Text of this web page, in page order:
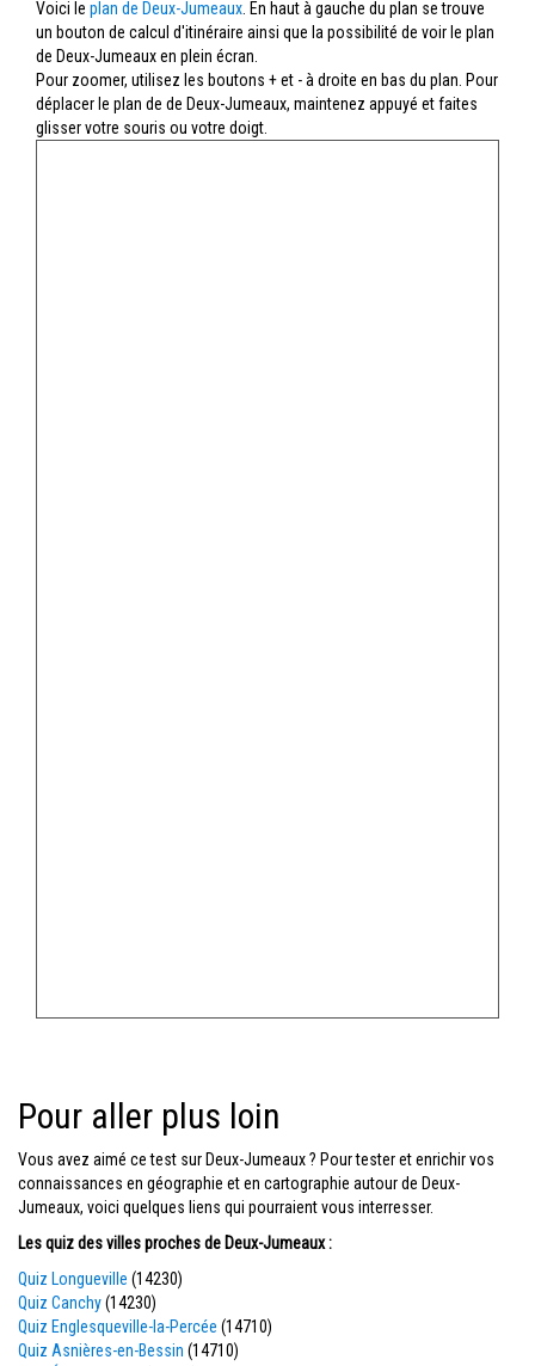
Voici le plan de Deux-Jumeaux . En haut à gauche du plan se trouve
un bouton de calcul d'itinéraire ainsi que la possibilité de voir le plan
de Deux-Jumeaux en plein écran.
Pour zoomer, utilisez les boutons + et - à droite en bas du plan. Pour
déplacer le plan de de Deux-Jumeaux, maintenez appuyé et faites
glisser votre souris ou votre doigt.
Pour aller plus loin
Vous avez aimé ce test sur Deux-Jumeaux ? Pour tester et enrichir vos
connaissances en géographie et en cartographie autour de Deux-
Jumeaux, voici quelques liens qui pourraient vous interresser.
Les quiz des villes proches de Deux-Jumeaux :
Quiz Longueville (14230)
Quiz Canchy(14230)
Quiz Englesqueville-la-Percée (14710)
Quiz Asnières-en-Bessin (14710)